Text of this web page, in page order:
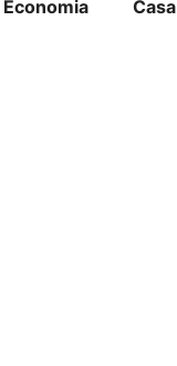
Economia Casa